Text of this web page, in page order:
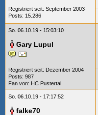
Registriert seit: September 2003
Posts: 15.286
So. 06.10.19 - 15:03:10
Gary Lupul
Registriert seit: Dezember 2004
Posts: 987
Fan von: HC Pustertal
So. 06.10.19 - 17:17:52
falke70